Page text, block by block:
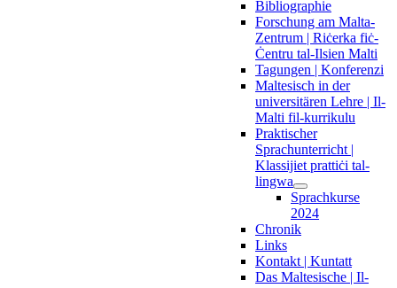
Bibliographie
Forschung am Malta-
Zentrum | Riċerka fiċ-
Ċentru tal-Ilsien Malti
Tagungen | Konferenzi
Maltesisch in der
universitären Lehre | Il-
Malti fil-kurrikulu
Praktischer
Sprachunterricht |
Klassijiet prattiċi tal-
lingwa
Sprachkurse
2024
Chronik
Links
Kontakt | Kuntatt
Das Maltesische | Il-